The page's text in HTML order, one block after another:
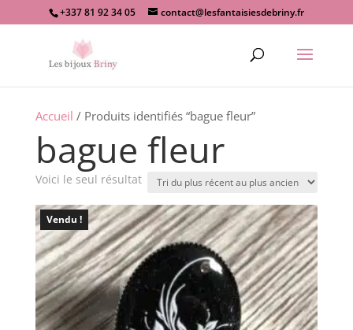
+337 81 92 34 05 contact@lesfantaisiesdebriny.fr
Accueil / Produits identifiés “bague fleur”
bague fleur
Voici le seul résultat
Vendu !